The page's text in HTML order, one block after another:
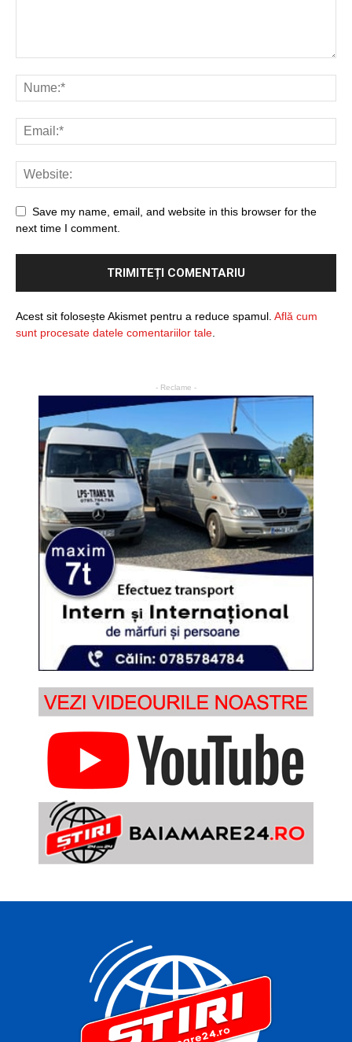
Save my name, email, and website in this browser for the
next time I comment.
Acest sit folosește Akismet pentru a reduce spamul. Află cum
sunt procesate datele comentariilor tale
- Reclame -